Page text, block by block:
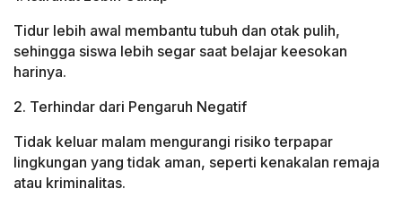
Tidur lebih awal membantu tubuh dan otak pulih,
sehingga siswa lebih segar saat belajar keesokan
harinya.
2. Terhindar dari Pengaruh Negatif
Tidak keluar malam mengurangi risiko terpapar
lingkungan yang tidak aman, seperti kenakalan remaja
atau kriminalitas.